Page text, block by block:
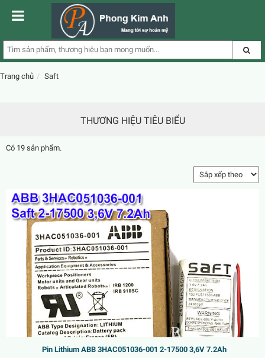
Trang chủ Saft
THƯƠNG HIỆU TIÊU BIỂU
Có 19 sản phẩm.
Pin Lithium ABB 3HAC051036-001 2-17500 3,6V 7.2Ah